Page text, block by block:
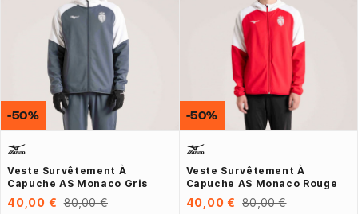
Veste Survêtement À
Capuche AS Monaco Gris
40,00 € 80,00 €
-50%
Veste Survêtement À
Capuche AS Monaco Rouge
40,00 € 80,00 €
-50%